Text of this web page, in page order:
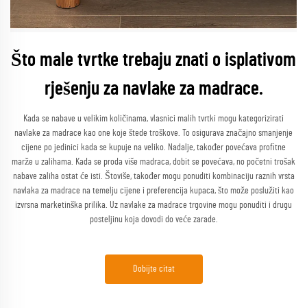
Što male tvrtke trebaju znati o isplativom
rješenju za navlake za madrace.
Kada se nabave u velikim količinama, vlasnici malih tvrtki mogu kategorizirati
navlake za madrace kao one koje štede troškove. To osigurava značajno smanjenje
cijene po jedinici kada se kupuje na veliko. Nadalje, također povećava profitne
marže u zalihama. Kada se proda više madraca, dobit se povećava, no početni trošak
nabave zaliha ostat će isti. Štoviše, također mogu ponuditi kombinaciju raznih vrsta
navlaka za madrace na temelju cijene i preferencija kupaca, što može poslužiti kao
izvrsna marketinška prilika. Uz navlake za madrace trgovine mogu ponuditi i drugu
posteljinu koja dovodi do veće zarade.
Dobijte citat